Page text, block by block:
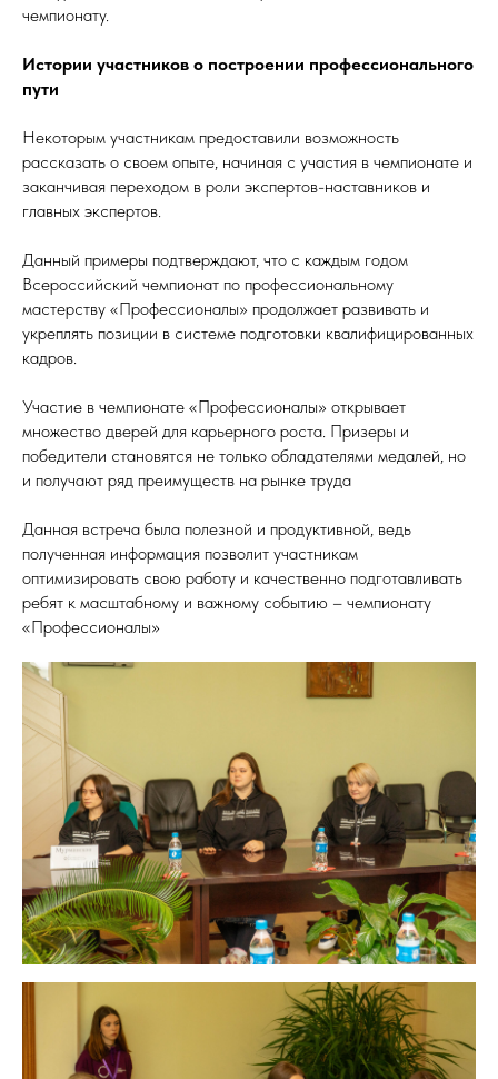
чемпионату.
Истории участников о построении профессионального
пути
Некоторым участникам предоставили возможность
рассказать о своем опыте, начиная с участия в чемпионате и
заканчивая переходом в роли экспертов-наставников и
главных экспертов.
Данный примеры подтверждают, что с каждым годом
Всероссийский чемпионат по профессиональному
мастерству «Профессионалы» продолжает развивать и
укреплять позиции в системе подготовки квалифицированных
кадров.
Участие в чемпионате «Профессионалы» открывает
множество дверей для карьерного роста. Призеры и
победители становятся не только обладателями медалей, но
и получают ряд преимуществ на рынке труда
Данная встреча была полезной и продуктивной, ведь
полученная информация позволит участникам
оптимизировать свою работу и качественно подготавливать
ребят к масштабному и важному событию – чемпионату
«Профессионалы»